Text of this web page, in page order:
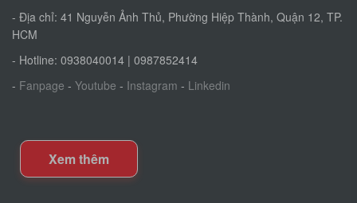
- Địa chỉ: 41 Nguyễn Ảnh Thủ, Phường Hiệp Thành, Quận 12, TP.
HCM
- Hotline: 0938040014 | 0987852414
- Fanpage - Youtube - Instagram - Linkedin
Xem thêm